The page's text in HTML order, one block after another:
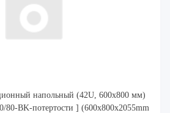
напольный (42U, 600x800 мм)
80-BK-потертости ] (600x800x2055mm